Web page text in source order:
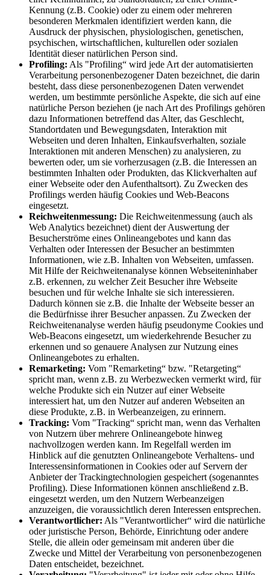
Kennung (z.B. Cookie) oder zu einem oder mehreren
besonderen Merkmalen identifiziert werden kann, die
Ausdruck der physischen, physiologischen, genetischen,
psychischen, wirtschaftlichen, kulturellen oder sozialen
Identität dieser natürlichen Person sind.
Profiling: Als "Profiling“ wird jede Art der automatisierten
Verarbeitung personenbezogener Daten bezeichnet, die darin
besteht, dass diese personenbezogenen Daten verwendet
werden, um bestimmte persönliche Aspekte, die sich auf eine
natürliche Person beziehen (je nach Art des Profilings gehören
dazu Informationen betreffend das Alter, das Geschlecht,
Standortdaten und Bewegungsdaten, Interaktion mit
Webseiten und deren Inhalten, Einkaufsverhalten, soziale
Interaktionen mit anderen Menschen) zu analysieren, zu
bewerten oder, um sie vorherzusagen (z.B. die Interessen an
bestimmten Inhalten oder Produkten, das Klickverhalten auf
einer Webseite oder den Aufenthaltsort). Zu Zwecken des
Profilings werden häufig Cookies und Web-Beacons
eingesetzt.
Reichweitenmessung: Die Reichweitenmessung (auch als
Web Analytics bezeichnet) dient der Auswertung der
Besucherströme eines Onlineangebotes und kann das
Verhalten oder Interessen der Besucher an bestimmten
Informationen, wie z.B. Inhalten von Webseiten, umfassen.
Mit Hilfe der Reichweitenanalyse können Webseiteninhaber
z.B. erkennen, zu welcher Zeit Besucher ihre Webseite
besuchen und für welche Inhalte sie sich interessieren.
Dadurch können sie z.B. die Inhalte der Webseite besser an
die Bedürfnisse ihrer Besucher anpassen. Zu Zwecken der
Reichweitenanalyse werden häufig pseudonyme Cookies und
Web-Beacons eingesetzt, um wiederkehrende Besucher zu
erkennen und so genauere Analysen zur Nutzung eines
Onlineangebotes zu erhalten.
Remarketing: Vom "Remarketing“ bzw. "Retargeting“
spricht man, wenn z.B. zu Werbezwecken vermerkt wird, für
welche Produkte sich ein Nutzer auf einer Webseite
interessiert hat, um den Nutzer auf anderen Webseiten an
diese Produkte, z.B. in Werbeanzeigen, zu erinnern.
Tracking: Vom "Tracking“ spricht man, wenn das Verhalten
von Nutzern über mehrere Onlineangebote hinweg
nachvollzogen werden kann. Im Regelfall werden im
Hinblick auf die genutzten Onlineangebote Verhaltens- und
Interessensinformationen in Cookies oder auf Servern der
Anbieter der Trackingtechnologien gespeichert (sogenanntes
Profiling). Diese Informationen können anschließend z.B.
eingesetzt werden, um den Nutzern Werbeanzeigen
anzuzeigen, die voraussichtlich deren Interessen entsprechen.
Verantwortlicher: Als "Verantwortlicher“ wird die natürliche
oder juristische Person, Behörde, Einrichtung oder andere
Stelle, die allein oder gemeinsam mit anderen über die
Zwecke und Mittel der Verarbeitung von personenbezogenen
Daten entscheidet, bezeichnet.